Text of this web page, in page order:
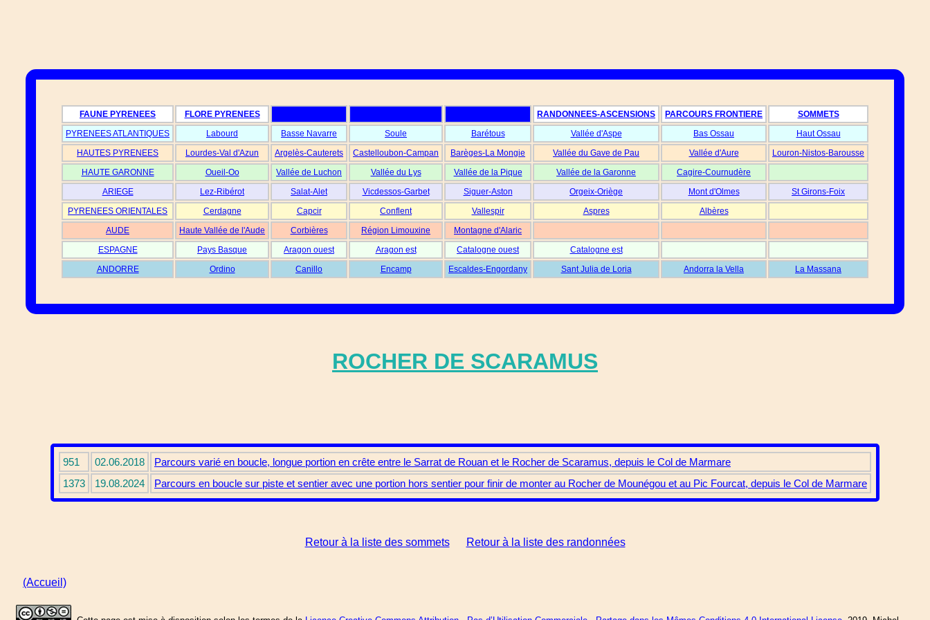
FAUNE PYRENEES FLORE PYRENEES RANDONNEES-ASCENSIONS PARCOURS FRONTIERE
SOMMETS
PYRENEES ATLANTIQUES
Labourd Basse Navarre Soule Barétous Vallée d'Aspe Bas Ossau
Haut Ossau
HAUTES PYRENEES
Lourdes-Val d'Azun Argelès-Cauterets Castelloubon-Campan Barèges-La Mongie Vallée du Gave de Pau Vallée d'Aure
Louron-Nistos-Barousse
HAUTE GARONNE
Oueil-Oo Vallée de Luchon Vallée du Lys Vallée de la Pique Vallée de la Garonne
Cagire-Cournudère
ARIEGE
Lez-Ribérot Salat-Alet Vicdessos-Garbet Siguer-Aston Orgeix-Oriège Mont d'Olmes
St Girons-Foix
PYRENEES ORIENTALES
Cerdagne Capcir Conflent Vallespir Aspres
Albères
AUDE
Haute Vallée de l'Aude Corbières Région Limouxine
Montagne d'Alaric
ESPAGNE
Pays Basque Aragon ouest Aragon est Catalogne ouest
Catalogne est
ANDORRE
Ordino Canillo Encamp Escaldes-Engordany Sant Julia de Loria Andorra la Vella La Massana
ROCHER DE SCARAMUS
951 02.06.2018
Parcours varié en boucle, longue portion en crête entre le Sarrat de Rouan et le Rocher de Scaramus, depuis le Col de Marmare
1373
19.08.2024 Parcours en boucle sur piste et sentier avec une portion hors sentier pour finir de monter au Rocher de Mounégou et au Pic Fourcat, depuis le Col de Marmare
Retour à la liste des sommets Retour à la liste des randonnées
(Accueil)